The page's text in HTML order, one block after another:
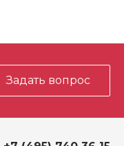
Задать вопрос